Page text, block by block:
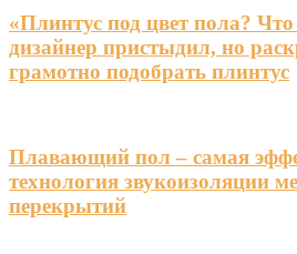
«Плинтус под цвет пола?
дизайнер пристыдил, но
грамотно подобрать плинтус
Плавающий пол – самая
технология звукоизоляции
перекрытий